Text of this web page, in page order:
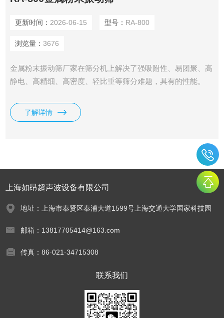
更新时间： 2026-06-15 型号： RA-800
浏览量： 3676
金属粉末振动筛厂家在筛分机上解决了强吸附性、易团聚、高
静电、高精细、高密度、轻比重等筛分难题，具有的性能。
了解详情
上海如昂超声波设备有限公司
地址：上海市奉贤区奉浦大道1599号上海交通大学国家科技园
邮箱：13817705414@163.com
传真：86-021-34715308
联系我们